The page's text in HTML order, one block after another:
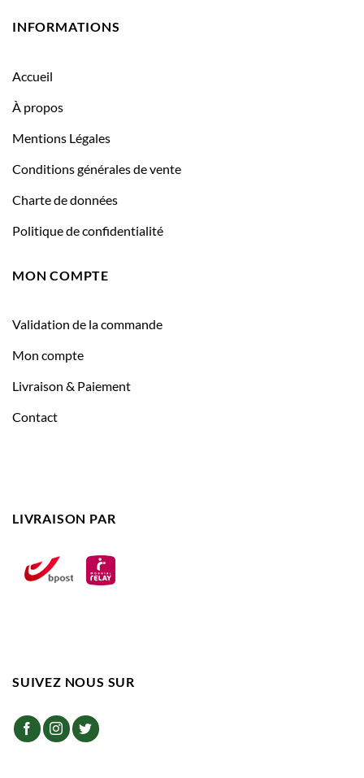
INFORMATIONS
Accueil
À propos
Mentions Légales
Conditions générales de vente
Charte de données
Politique de confidentialité
MON COMPTE
Validation de la commande
Mon compte
Livraison & Paiement
Contact
LIVRAISON PAR
SUIVEZ NOUS SUR